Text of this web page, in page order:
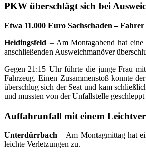
PKW überschlägt sich bei
Etwa 11.000 Euro Sachschaden –
Heidingsfeld – Am Montagabend hat eine
anschließenden Ausweichmanöver
Gegen 21:15 Uhr führte die junge Frau
Fahrzeug. Einen Zusammenstoß konnte
überschlug sich der Seat und kam
und mussten von der Unfallstelle
Auffahrunfall mit einem
Unterdürrbach – Am Montagmittag hat
leichte Verletzungen zu.